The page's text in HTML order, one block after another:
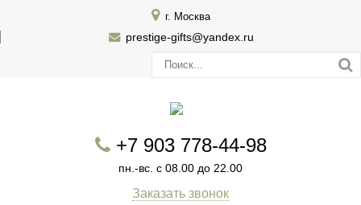
г. Москва
prestige-gifts@yandex.ru
+7 903 778-44-98
пн.-вс. с 08.00 до 22.00
Заказать звонок